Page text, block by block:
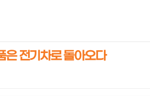
은 전기차로 돌아오다